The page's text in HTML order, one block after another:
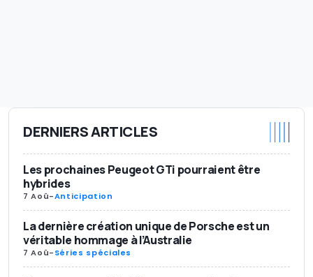
DERNIERS ARTICLES
Les prochaines Peugeot GTi pourraient être
hybrides
7 Aoû-Anticipation
La dernière création unique de Porsche est un
véritable hommage à l’Australie
7 Aoû-Séries spéciales